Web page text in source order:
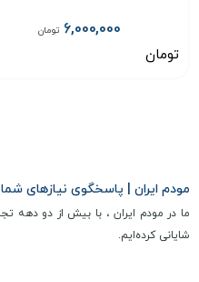
مودم TD LTE جیبی هواوی مدل HUAWEI W06 از یک صفحه نمایش لمسی TFT حدود 2.4 اینچی برای نمایش اطلاعات و کنترل دستگاه بهره می‌برد.
تیم پشتیبانی ما در سریع‌ترین
6,000,000 تومان
تومان
مودم ایران | پاسخگوی نیازهای شما
ما در مودم ایران ، با بیش از دو دهه
شایانی کرده‌ایم.